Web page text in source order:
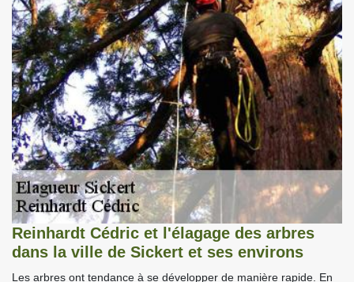
Reinhardt Cédric et l'élagage des arbres
dans la ville de Sickert et ses environs
Les arbres ont tendance à se développer de manière rapide. En